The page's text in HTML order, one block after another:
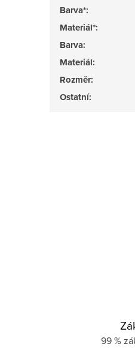
Barva*:
Materiál*:
Barva:
Materiál:
Rozměr:
Ostatní:
99 %